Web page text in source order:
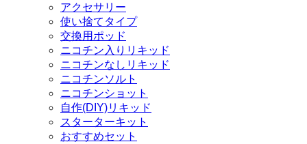
アクセサリー
使い捨てタイプ
交換用ポッド
ニコチン入りリキッド
ニコチンなしリキッド
ニコチンソルト
ニコチンショット
自作(DIY)リキッド
スターターキット
おすすめセット